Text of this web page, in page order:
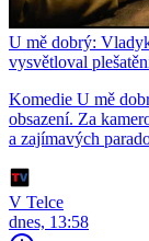
U mě dobrý:
vysvětloval
Komedie U mě
obsazení. Za
a zajímavých
V Telce
dnes, 13:58